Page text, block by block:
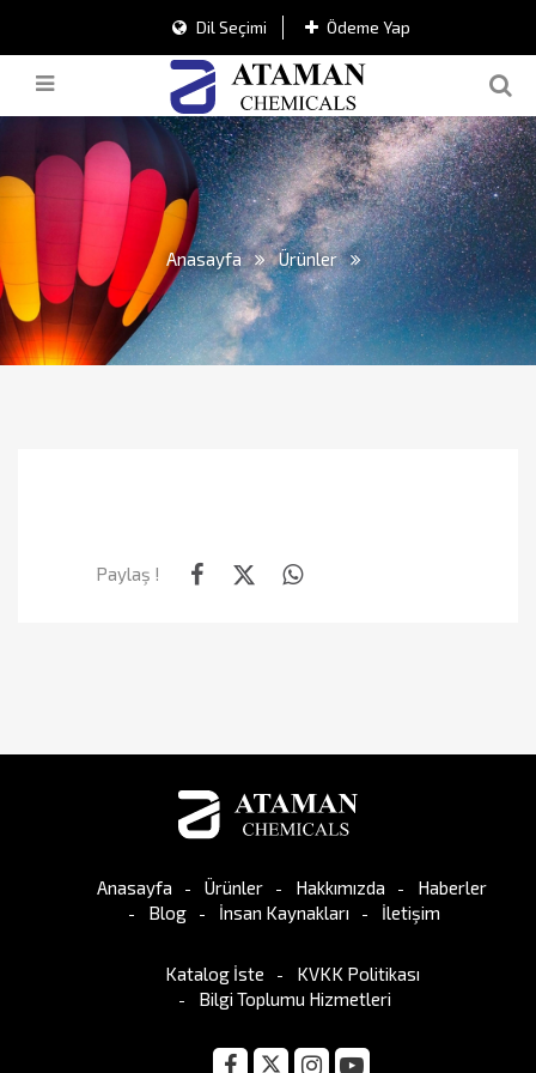
Dil Seçimi Ödeme Yap
Anasayfa Ürünler
Paylaş !
Anasayfa Ürünler Hakkımızda
Haberler
Blog
İnsan Kaynakları İletişim
Katalog İste
KVKK Politikası
Bilgi Toplumu Hizmetleri